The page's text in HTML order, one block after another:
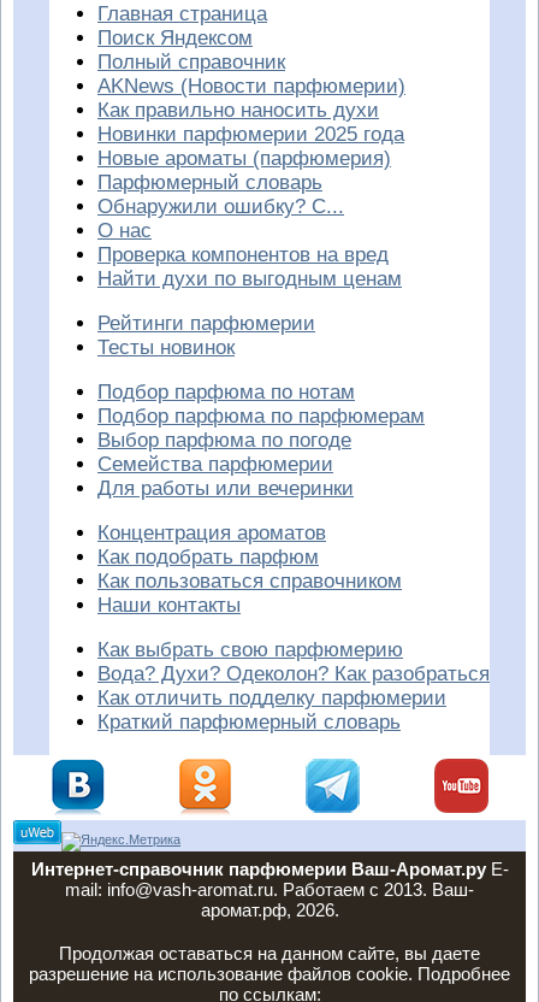
Главная страница
Поиск Яндексом
Полный справочник
AKNews (Новости парфюмерии)
Как правильно наносить духи
Новинки парфюмерии 2025 года
Новые ароматы (парфюмерия)
Парфюмерный словарь
Обнаружили ошибку? С...
О нас
Проверка компонентов на вред
Найти духи по выгодным ценам
Рейтинги парфюмерии
Тесты новинок
Подбор парфюма по нотам
Подбор парфюма по парфюмерам
Выбор парфюма по погоде
Семейства парфюмерии
Для работы или вечеринки
Концентрация ароматов
Как подобрать парфюм
Как пользоваться справочником
Наши контакты
Как выбрать свою парфюмерию
Вода? Духи? Одеколон? Как разобраться
Как отличить подделку парфюмерии
Краткий парфюмерный словарь
Интернет-справочник парфюмерии Ваш-Аромат.руE-
mail: info@vash-aromat.ru. Работаем с 2013. Ваш-
аромат.рф, 2026.
Продолжая оставаться на данном сайте, вы даете
разрешение на использование файлов cookie. Подробнее
по ссылкам: